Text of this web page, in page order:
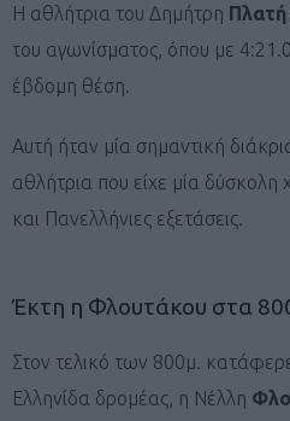
Η αθλήτρια του Δημήτρη Πλατή
του αγωνίσματος, όπου με
έβδομη θέση.
Αυτή ήταν μία σημαντική
αθλήτρια που είχε μία δύσκολη
και Πανελλήνιες εξετάσεις.
Έκτη η Φλουτάκου στα
Στον τελικό των 800μ.
Ελληνίδα δρομέας, η Νέλλη